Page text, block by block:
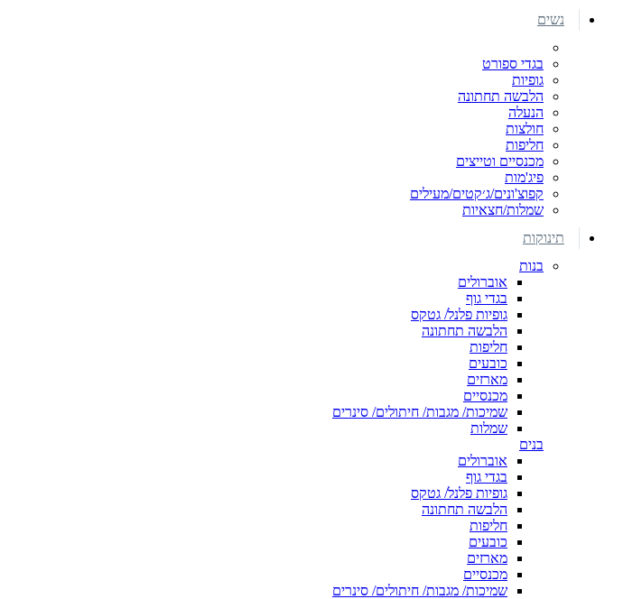
נשים
בגדי ספורט
גופיות
הלבשה תחתונה
הנעלה
חולצות
חליפות
מכנסיים וטייצים
פיג'מות
קפוצ'ונים/ג׳קטים/מעילים
שמלות/חצאיות
תינוקות
בנות
אוברולים
בגדי גוף
גופיות פלנל/ גטקס
הלבשה תחתונה
חליפות
כובעים
מארזים
מכנסיים
שמיכות/ מגבות/ חיתולים/ סינרים
שמלות
בנים
אוברולים
בגדי גוף
גופיות פלנל/ גטקס
הלבשה תחתונה
חליפות
כובעים
מארזים
מכנסיים
שמיכות/ מגבות/ חיתולים/ סינרים